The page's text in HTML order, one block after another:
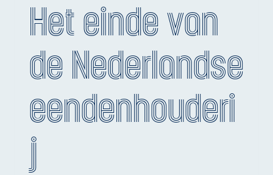
Het einde van
de Nederlandse
eendenhouderi
j